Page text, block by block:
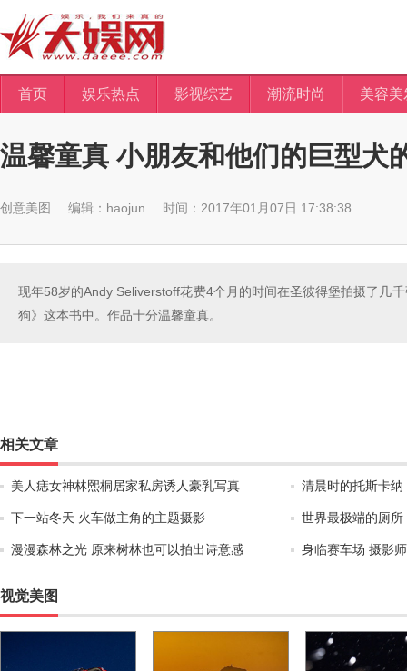
首页 娱乐热点 影视综艺 潮流时尚 美容美
温馨童真 小朋友和他们的巨型犬
创意美图 编辑：haojun 时间：2017年01月07日 17:38:38
现年58岁的Andy Seliverstoff花费4个月的时间在圣彼得堡拍摄了几
狗》这本书中。作品十分温馨童真。
相关文章
美人痣女神林熙桐居家私房诱人豪乳写真 清晨时的托斯卡
下一站冬天 火车做主角的主题摄影 世界最极端的厕
漫漫森林之光 原来树林也可以拍出诗意感 身临赛车场 摄影
视觉美图